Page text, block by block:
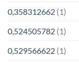
0,358312662 (1)
0,524505782 (1)
0,529566622 (1)